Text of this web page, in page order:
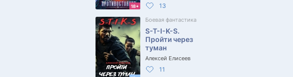
18+ 13
Боевая фантастика
S-T-I-K-S.
Пройти через
туман
Алексей Елисеев
11